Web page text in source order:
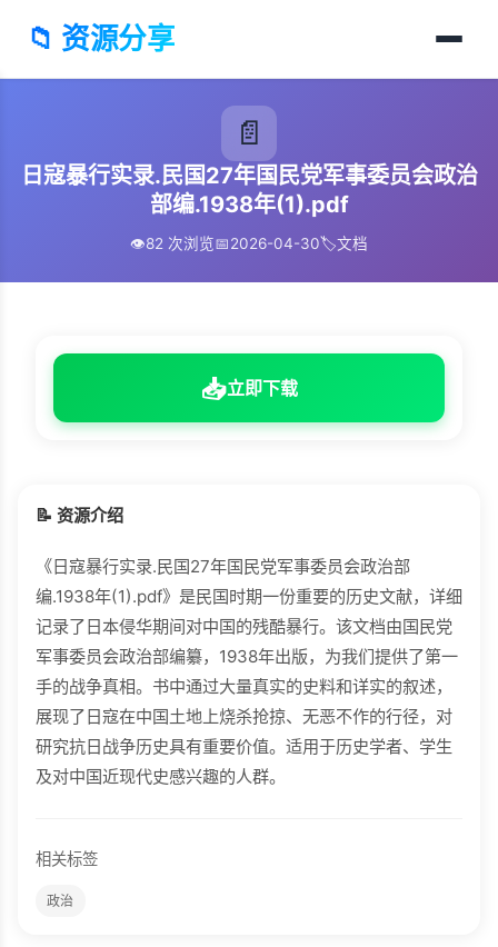
📁 资源分享
📄
日寇暴行实录.民国27年国民党军事委员会政治
部编.1938年(1).pdf
👁️82 次浏览📅2026-04-30🏷️文档
📥立即下载
📝 资源介绍
《日寇暴行实录.民国27年国民党军事委员会政治部
编.1938年(1).pdf》是民国时期一份重要的历史文献，详细
记录了日本侵华期间对中国的残酷暴行。该文档由国民党
军事委员会政治部编纂，1938年出版，为我们提供了第一
手的战争真相。书中通过大量真实的史料和详实的叙述，
展现了日寇在中国土地上烧杀抢掠、无恶不作的行径，对
研究抗日战争历史具有重要价值。适用于历史学者、学生
及对中国近现代史感兴趣的人群。
相关标签
政治